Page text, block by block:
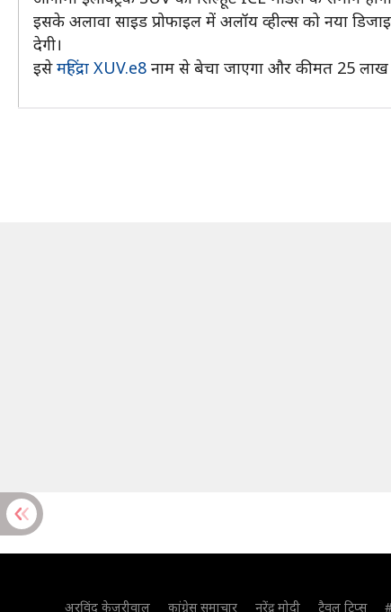
इसके अलावा साइड प्रोफाइल में अलॉय व्हील्स को नया
देगी।
इसेमहिंद्रा XUV.e8 नाम से बेचा जाएगा और कीमत 25
अरविंद केजरीवाल कांग्रेस समाचार नरेंद्र मोदी ट्रैवल टिप्स